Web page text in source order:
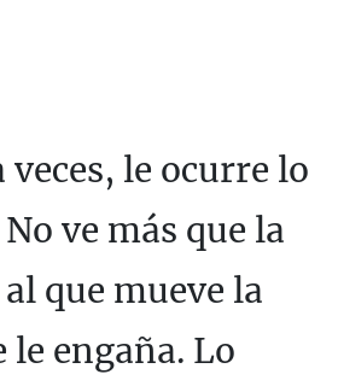
veces, le ocurre lo
ve más que la
que mueve la
le engaña. Lo